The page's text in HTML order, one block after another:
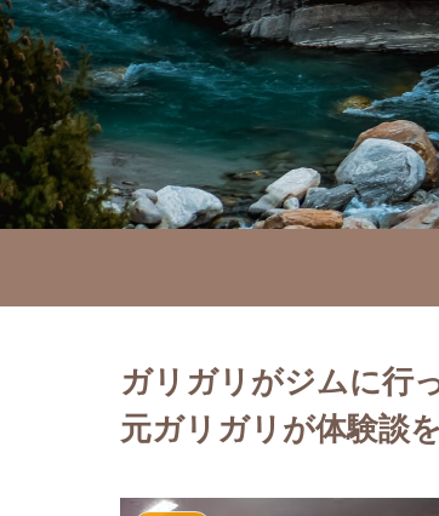
ガリガリがジムに行
元ガリガリが体験談